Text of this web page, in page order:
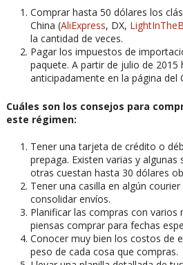
Comprar hasta 50 dólares los
China (AliExpress, DX,
la cantidad de veces.
Pagar los impuestos de
paquete. A partir de julio de 2015
anticipadamente en la página del
Cuáles son los consejos para
este régimen:
Tener una tarjeta de crédito o
prepaga. Existen varias y
otras cuestan hasta 30 dólares
Tener una casilla en algún
consolidar envíos.
Planificar las compras con varios
piensas comprar para fechas
Conocer muy bien los costos de
peso de cada cosa que compras.